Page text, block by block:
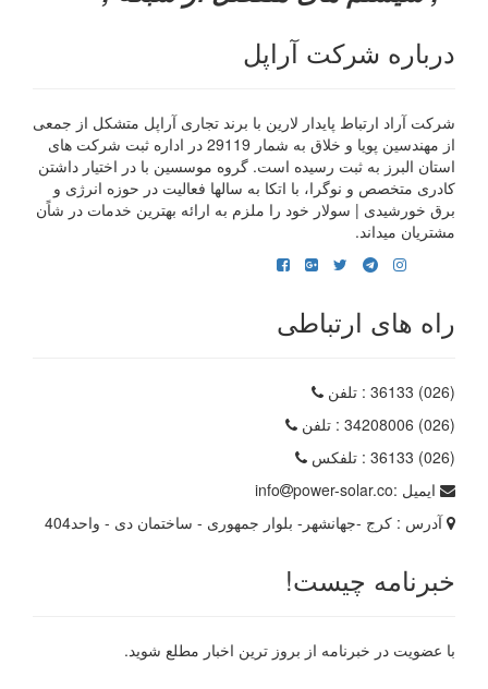
درباره شرکت آراپل
شرکت آراد ارتباط پایدار لارین با برند تجاری آراپل متشکل از جمعی
از مهندسین پویا و خلاق به شمار 29119 در اداره ثبت شرکت های
استان البرز به ثبت رسیده است. گروه موسسین با در اختیار داشتن
کادری متخصص و نوگرا، با اتکا به سالها فعالیت در حوزه انرژی و
برق خورشیدی | سولار خود را ملزم به ارائه بهترین خدمات در شاًن
مشتریان میداند.
راه های ارتباطی
(026) 36133
: تلفن
(026) 34208006
: تلفن
(026) 36133
: تلفکس
ایمیل :
info
power-solar.co
آدرس : کرج -جهانشهر- بلوار جمهوری - ساختمان دی - واحد404
خبرنامه چیست!
با عضویت در خبرنامه از بروز ترین اخبار مطلع شوید.